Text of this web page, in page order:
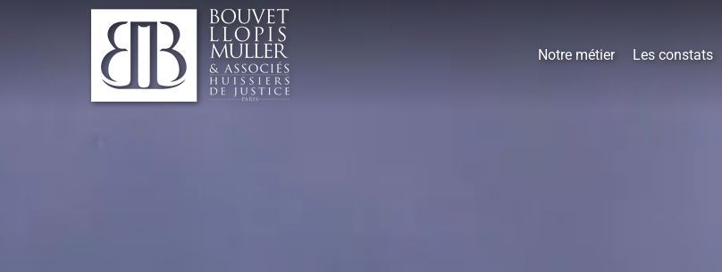
Notre métier Les constats